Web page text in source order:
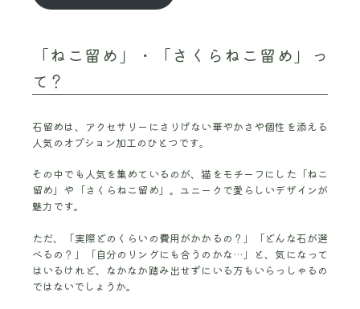
「ねこ留め」・「さくらねこ留め」っ
て？
石留めは、アクセサリーにさりげない華やかさや個性を添える
人気のオプション加工のひとつです。
その中でも人気を集めているのが、猫をモチーフにした「ねこ
留め」や「さくらねこ留め」。ユニークで愛らしいデザインが
魅力です。
ただ、「実際どのくらいの費用がかかるの？」「どんな石が選
べるの？」「自分のリングにも合うのかな…」と、気になって
はいるけれど、なかなか踏み出せずにいる方もいらっしゃるの
ではないでしょうか。